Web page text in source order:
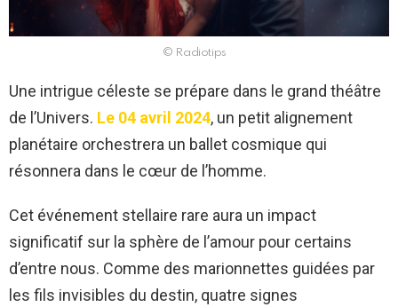
© Radiotips
Une intrigue céleste se prépare dans le grand théâtre
de l’Univers. Le 04 avril 2024, un petit alignement
planétaire orchestrera un ballet cosmique qui
résonnera dans le cœur de l’homme.
Cet événement stellaire rare aura un impact
significatif sur la sphère de l’amour pour certains
d’entre nous. Comme des marionnettes guidées par
les fils invisibles du destin, quatre signes